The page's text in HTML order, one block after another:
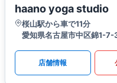
haano yoga studio
桜山駅から車で11分
愛知県名古屋市中区錦1-
店舗情報